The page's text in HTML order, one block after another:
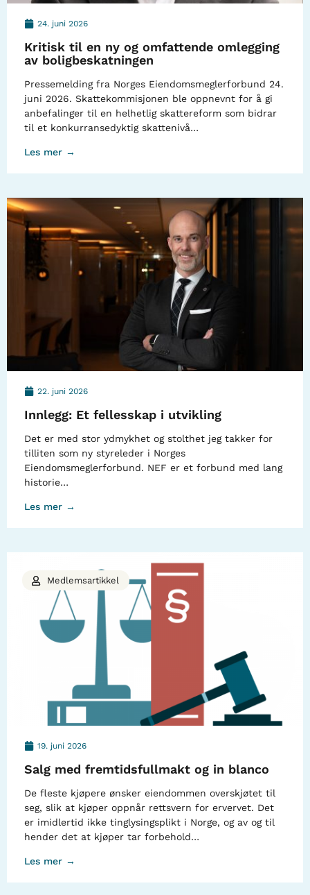
24. juni 2026
Kritisk til en ny og omfattende omlegging
av boligbeskatningen
Pressemelding fra Norges Eiendomsmeglerforbund 24.
juni 2026. Skattekommisjonen ble oppnevnt for å gi
anbefalinger til en helhetlig skattereform som bidrar
til et konkurransedyktig skattenivå…
Les mer →
22. juni 2026
Innlegg: Et fellesskap i utvikling
Det er med stor ydmykhet og stolthet jeg takker for
tilliten som ny styreleder i Norges
Eiendomsmeglerforbund. NEF er et forbund med lang
historie…
Les mer →
19. juni 2026
Salg med fremtidsfullmakt og in blanco
De fleste kjøpere ønsker eiendommen overskjøtet til
seg, slik at kjøper oppnår rettsvern for ervervet. Det
er imidlertid ikke tinglysingsplikt i Norge, og av og til
hender det at kjøper tar forbehold…
Les mer →
Medlemsartikkel